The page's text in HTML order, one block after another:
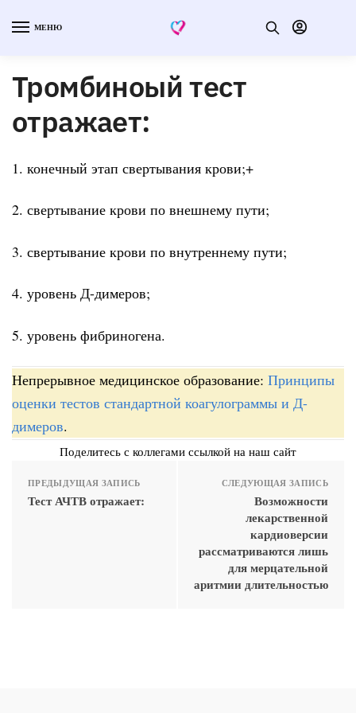
МЕНЮ
Тромбиноый тест
отражает:
1. конечный этап свертывания крови;+
2. свертывание крови по внешнему пути;
3. свертывание крови по внутреннему пути;
4. уровень Д-димеров;
5. уровень фибриногена.
Непрерывное медицинское образование: Принципы
оценки тестов стандартной коагулограммы и Д-
димеров.
Поделитесь с коллегами ссылкой на наш сайт
ПРЕДЫДУЩАЯ ЗАПИСЬ
Тест АЧТВ отражает:
СЛЕДУЮЩАЯ ЗАПИСЬ
Возможности
лекарственной
кардиоверсии
рассматриваются лишь
для мерцательной
аритмии длительностью